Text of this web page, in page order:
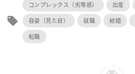
local_offer
コンプレックス（劣等感） 出産
容姿（見た目）
就職 結婚
転職